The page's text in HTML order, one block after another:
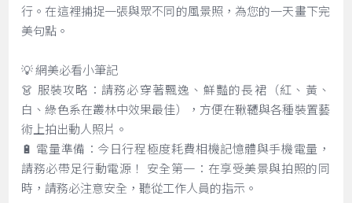
行。在這裡捕捉一張與眾不同的風景照，為您的一天畫下完
美句點。
💡 網美必看小筆記
👗 服裝攻略：請務必穿著飄逸、鮮豔的長裙（紅、黃、
白、綠色系在叢林中效果最佳），方便在鞦韆與各種裝置藝
術上拍出動人照片。
🔋 電量準備：今日行程極度耗費相機記憶體與手機電量，
請務必帶足行動電源！ 安全第一：在享受美景與拍照的同
時，請務必注意安全，聽從工作人員的指示。